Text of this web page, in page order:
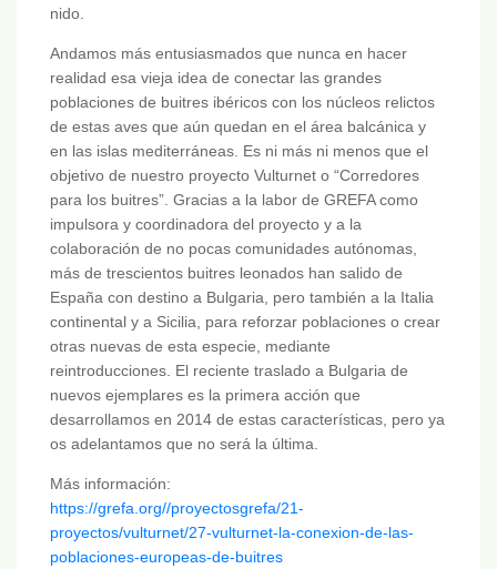
nido.
Andamos más entusiasmados que nunca en hacer
realidad esa vieja idea de conectar las grandes
poblaciones de buitres ibéricos con los núcleos relictos
de estas aves que aún quedan en el área balcánica y
en las islas mediterráneas. Es ni más ni menos que el
objetivo de nuestro proyecto Vulturnet o “Corredores
para los buitres”. Gracias a la labor de GREFA como
impulsora y coordinadora del proyecto y a la
colaboración de no pocas comunidades autónomas,
más de trescientos buitres leonados han salido de
España con destino a Bulgaria, pero también a la Italia
continental y a Sicilia, para reforzar poblaciones o crear
otras nuevas de esta especie, mediante
reintroducciones. El reciente traslado a Bulgaria de
nuevos ejemplares es la primera acción que
desarrollamos en 2014 de estas características, pero ya
os adelantamos que no será la última.
Más información:
https://grefa.org//proyectosgrefa/21-
proyectos/vulturnet/27-vulturnet-la-conexion-de-las-
poblaciones-europeas-de-buitres